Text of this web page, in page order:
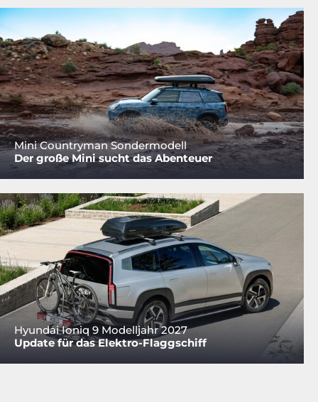
Mini Countryman Sondermodell
Der große Mini sucht das Abenteuer
Hyundai Ioniq 9 Modelljahr 2027
Update für das Elektro-Flaggschiff